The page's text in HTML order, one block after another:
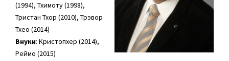
(1994), Тхимоту (1998),
Тристан Тхор (2010), Трэвор
Тхео (2014)
Bнуки: Kристопхер (2014),
Реймо (2015)